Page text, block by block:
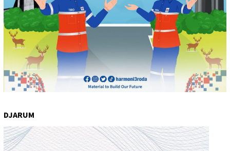
DJARUM